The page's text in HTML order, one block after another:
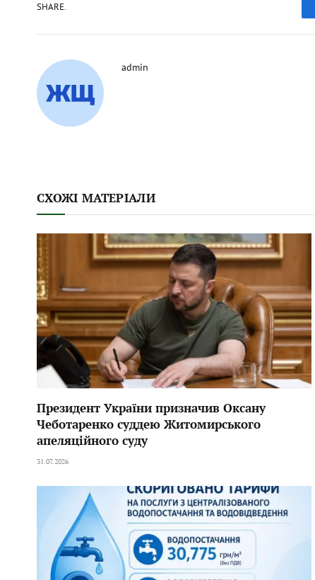
SHARE.
admin
СХОЖІ МАТЕРІАЛИ
Президент України призначив Оксану
Чеботаренко суддею Житомирського
апеляційного суду
31.07.2026